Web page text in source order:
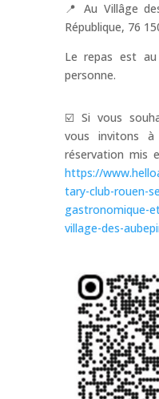
📍 Au Villâge
République, 76
Le repas est
personne.
☑️ Si vous
vous invitons
réservation mis
https://
tary-club-rouen-
gastronomique-
village-des-